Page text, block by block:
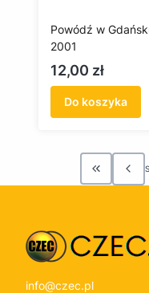
Powódź w
2001
Cena
12,00 zł
Do koszyka
Wróć do
info@czec.pl